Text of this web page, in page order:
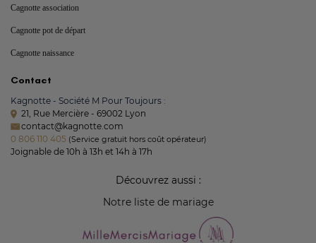
Cagnotte association
Cagnotte pot de départ
Cagnotte naissance
Contact
Kagnotte - Société M Pour Toujours :
21, Rue Mercière - 69002 Lyon
contact@kagnotte.com
0 806 110 405 (Service gratuit hors coût opérateur)
Joignable de 10h à 13h et 14h à 17h
Découvrez aussi :
Notre liste de mariage